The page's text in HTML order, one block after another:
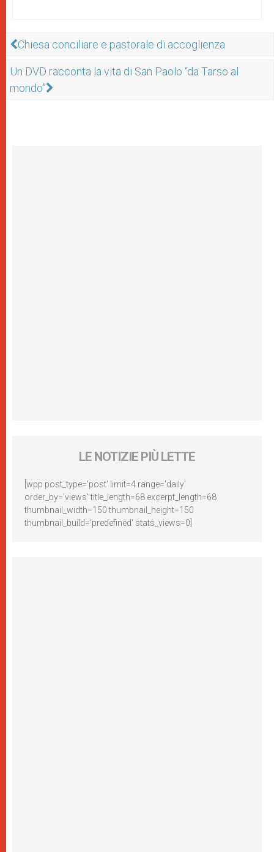
Chiesa conciliare e pastorale di accoglienza
Un DVD racconta la vita di San Paolo “da Tarso al
mondo”
LE NOTIZIE PIÙ LETTE
[wpp post_type='post' limit=4 range='daily'
order_by='views' title_length=68 excerpt_length=68
thumbnail_width=150 thumbnail_height=150
thumbnail_build='predefined' stats_views=0]